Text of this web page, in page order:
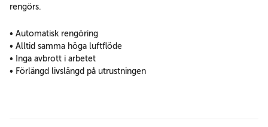
rengörs.
• Automatisk rengöring
• Alltid samma höga luftflöde
• Inga avbrott i arbetet
• Förlängd livslängd på utrustningen